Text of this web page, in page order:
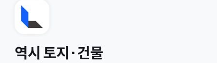
역시 토지·건물